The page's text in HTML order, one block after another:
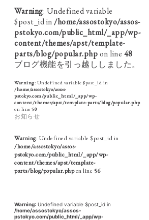
Warning: Undefined variable
$post_id in/home/assostokyo/assos-
pstokyo.com/public_html/_app/wp-
content/themes/apst/template-
parts/blog/popular.phpon line 48
ブログ機能を引っ越ししました。
Warning: Undefined variable $post_id in
/home/assostokyo/assos-
pstokyo.com/public_html/_app/wp-
content/themes/apst/template-parts/blog/popular.php
on line 50
お知らせ
Warning: Undefined variable $post_id in
/home/assostokyo/assos-
pstokyo.com/public_html/_app/wp-
content/themes/apst/template-
parts/blog/popular.phpon line 56
Warning: Undefined variable $post_id in
/home/assostokyo/assos-
pstokyo.com/public_html/_app/wp-